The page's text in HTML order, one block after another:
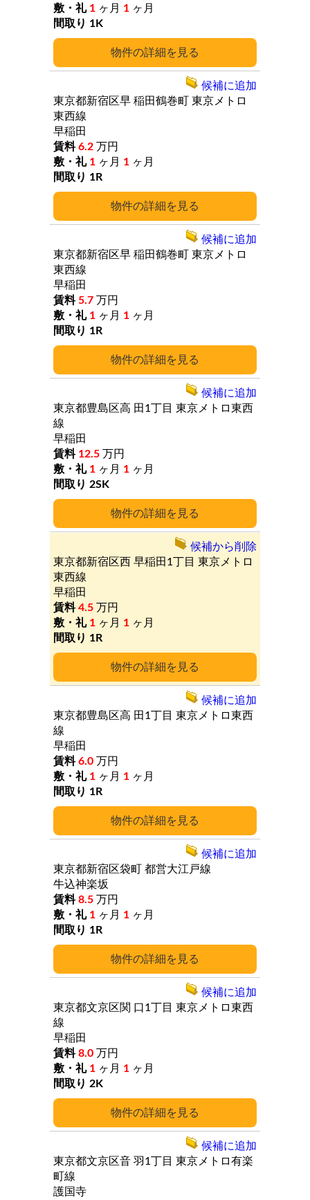
詳細
1 ヶ月 1 ヶ月
1K
詳細
東京都新宿区早 稲田鶴巻町 東京メトロ
東西線
早稲田
6.2 万円
1 ヶ月 1 ヶ月
1R
候補に追加
詳細
東京都新宿区早 稲田鶴巻町 東京メトロ
東西線
早稲田
5.7 万円
1 ヶ月 1 ヶ月
1R
候補に追加
詳細
東京都豊島区高 田1丁目 東京メトロ東西
線
早稲田
12.5 万円
1 ヶ月 1 ヶ月
2SK
候補に追加
詳細
東京都新宿区西 早稲田1丁目 東京メトロ
東西線
早稲田
4.5 万円
1 ヶ月 1 ヶ月
1R
候補から削除
詳細
東京都豊島区高 田1丁目 東京メトロ東西
線
早稲田
6.0 万円
1 ヶ月 1 ヶ月
1R
候補に追加
詳細
東京都新宿区袋町 都営大江戸線
牛込神楽坂
8.5 万円
1 ヶ月 1 ヶ月
1R
候補に追加
詳細
東京都文京区関 口1丁目 東京メトロ東西
線
早稲田
8.0 万円
1 ヶ月 1 ヶ月
2K
候補に追加
東京都文京区音 羽1丁目 東京メトロ有楽
町線
護国寺
候補に追加